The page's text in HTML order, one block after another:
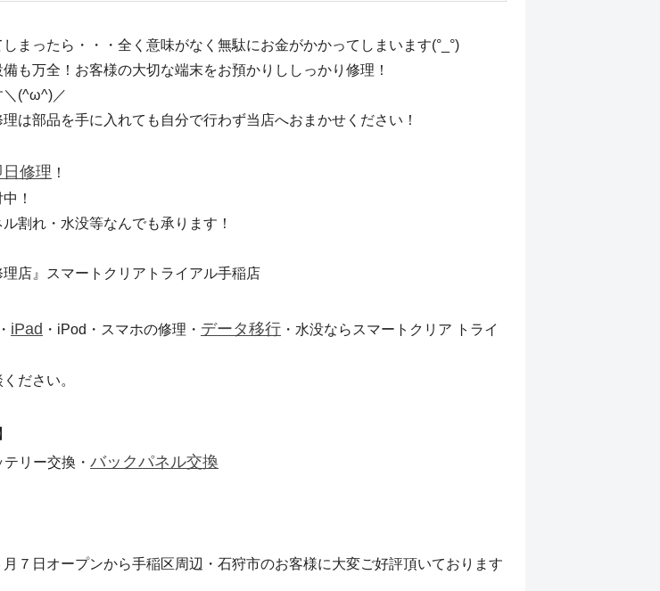
まったら・・・全く意味がなく 無駄にお金がかかってしまいます(°_°)
も万全！ お客様の大切な端末をお預かりししっかり修理！
＼(^ω^)／
は部品を手に入れても自分で行わず当店へおまかせください！
日修理 ！
！
割れ・水没等なんでも承ります！
理店』スマートクリアトライアル手稲店
・ iPad ・iPod・スマホの修理・ データ移行 ・水没ならスマートクリア トライ
ださい。
リー交換・ バックパネル交換
７日オープンから手稲区周辺・石狩市のお客様に大変ご好評頂いております